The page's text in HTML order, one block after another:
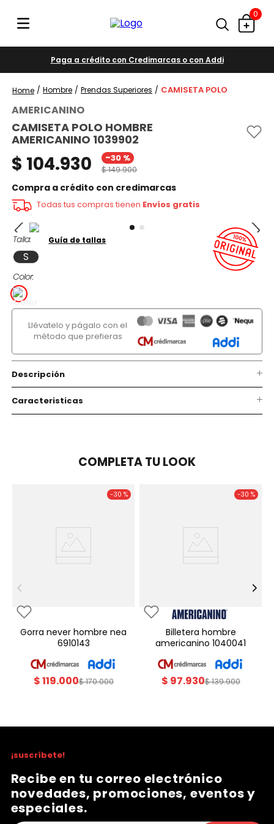
0
Paga a crédito con Credimarcas o con Addi
Hombre Prendas Superiores CAMISETA POLO
AMERICANINO
CAMISETA POLO HOMBRE
AMERICANINO 1039902
$ 104.930 -30 %
$149.900
Compra a crédito con credimarcas
Todas tus compras tienen Envíos gratis
Talla
S
Color
Guía de tallas
Llévatelo y págalo con el
método que prefieras
Descripción
Caracteristicas
COMPLETA TU LOOK
-30 %
gorra never hombre nea
6910143
$119.000$170.000
-30 %
billetera hombre
americanino 1040041
$ 97.930$139.900
¡suscríbete!
Recibe en tu correo electrónico
novedades, promociones, eventos y
especiales.